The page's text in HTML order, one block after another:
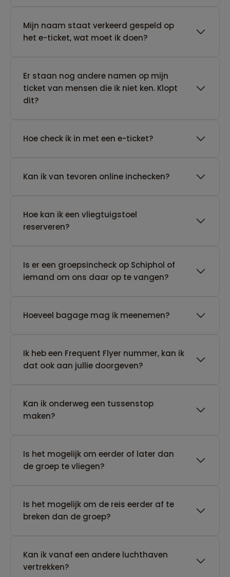
Mijn naam staat verkeerd gespeld op
het e-ticket, wat moet ik doen?
Er staan nog andere namen op mijn
ticket van mensen die ik niet ken. Klopt
dit?
Hoe check ik in met een e-ticket?
Kan ik van tevoren online inchecken?
Hoe kan ik een vliegtuigstoel
reserveren?
Is er een groepsincheck op Schiphol of
iemand om ons daar op te vangen?
Hoeveel bagage mag ik meenemen?
Ik heb een Frequent Flyer nummer, kan ik
dat ook aan jullie doorgeven?
Kan ik onderweg een tussenstop
maken?
Is het mogelijk om eerder of later dan
de groep te vliegen?
Is het mogelijk om de reis eerder af te
breken dan de groep?
Kan ik vanaf een andere luchthaven
vertrekken?